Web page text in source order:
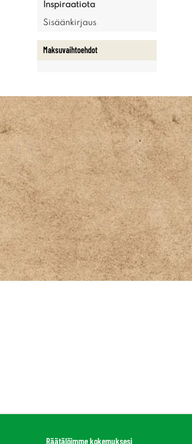
Inspiraatiota
Sisäänkirjaus
Maksuvaihtoehdot
Räätälöimme kokemuksesi